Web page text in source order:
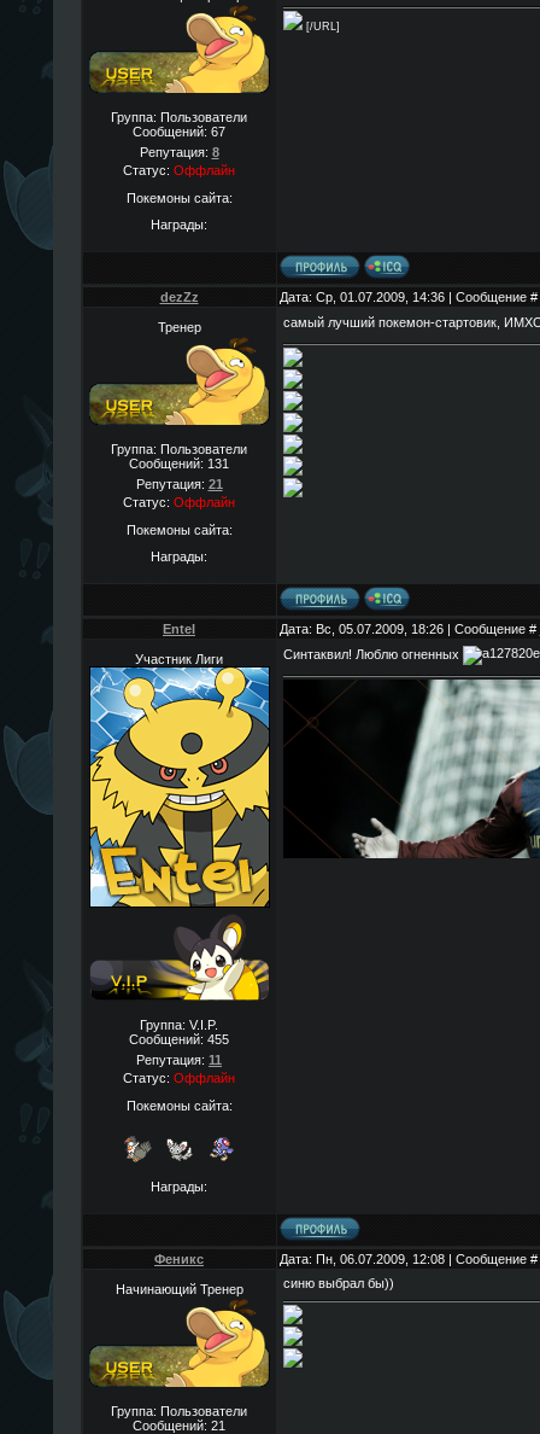
Группа: Пользователи
Сообщений: 67
Репутация: 8
Статус: Оффлайн
Покемоны сайта:
Награды:
[/URL]
dezZz Дата: Ср, 01.07.2009, 14:36 | Сообщение #
Тренер
Группа: Пользователи
Сообщений: 131
Репутация: 21
Статус: Оффлайн
Покемоны сайта:
Награды:
самый лучший покемон-стартовик,
EnteI Дата: Вс, 05.07.2009, 18:26 | Сообщение #
Участник Лиги
Группа: V.I.P.
Сообщений: 455
Репутация: 11
Статус: Оффлайн
Покемоны сайта:
Награды:
Синтаквил! Люблю огненных
Феникс Дата: Пн, 06.07.2009, 12:08 | Сообщение #
Начинающий Тренер
Группа: Пользователи
Сообщений: 21
синю выбрал бы))